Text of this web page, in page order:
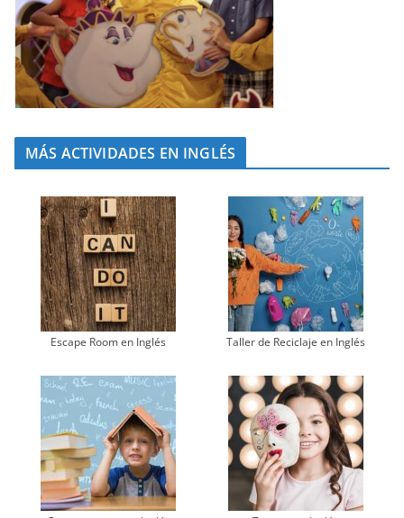
MÁS ACTIVIDADES EN INGLÉS
Escape Room en Inglés Taller de Reciclaje en Inglés